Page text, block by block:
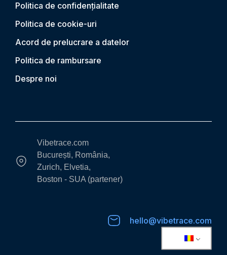
Politica de confidențialitate
Politica de cookie-uri
Acord de prelucrare a datelor
Politica de rambursare
Despre noi
Vibetrace.com
București, România,
Zurich, Elvetia,
Boston - SUA (partener)
hello@vibetrace.com